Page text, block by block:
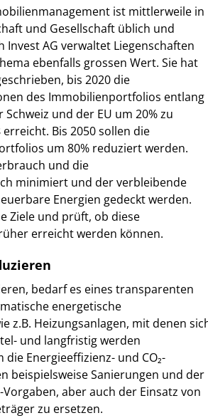
ist mittlerweile in
und Gesellschaft üblich und
Invest AG verwaltet Liegenschaften
ebenfalls grossen Wert. Sie hat
bis 2020 die
des Immobilienportfolios entlang
und der EU um 20% zu
Bis 2050 sollen die
um 80% reduziert werden.
und die
minimiert und der verbleibende
Energien gedeckt werden.
Ziele und prüft, ob diese
erreicht werden können.
bedarf es eines transparenten
energetische
z.B. Heizungsanlagen, mit denen
und langfristig werden
Energieeffizienz- und CO₂-
beispielsweise Sanierungen und der
aber auch der Einsatz von
zu ersetzen.